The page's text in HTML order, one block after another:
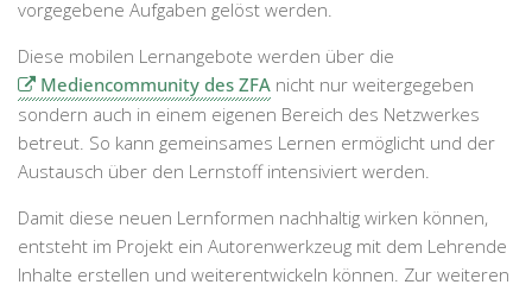
vorgegebene Aufgaben gelöst werden.
Diese mobilen Lernangebote werden über die
Mediencommunity des ZFA nicht nur weitergegeben
sondern auch in einem eigenen Bereich des Netzwerkes
betreut. So kann gemeinsames Lernen ermöglicht und der
Austausch über den Lernstoff intensiviert werden.
Damit diese neuen Lernformen nachhaltig wirken können,
entsteht im Projekt ein Autorenwerkzeug mit dem Lehrende
Inhalte erstellen und weiterentwickeln können. Zur weiteren